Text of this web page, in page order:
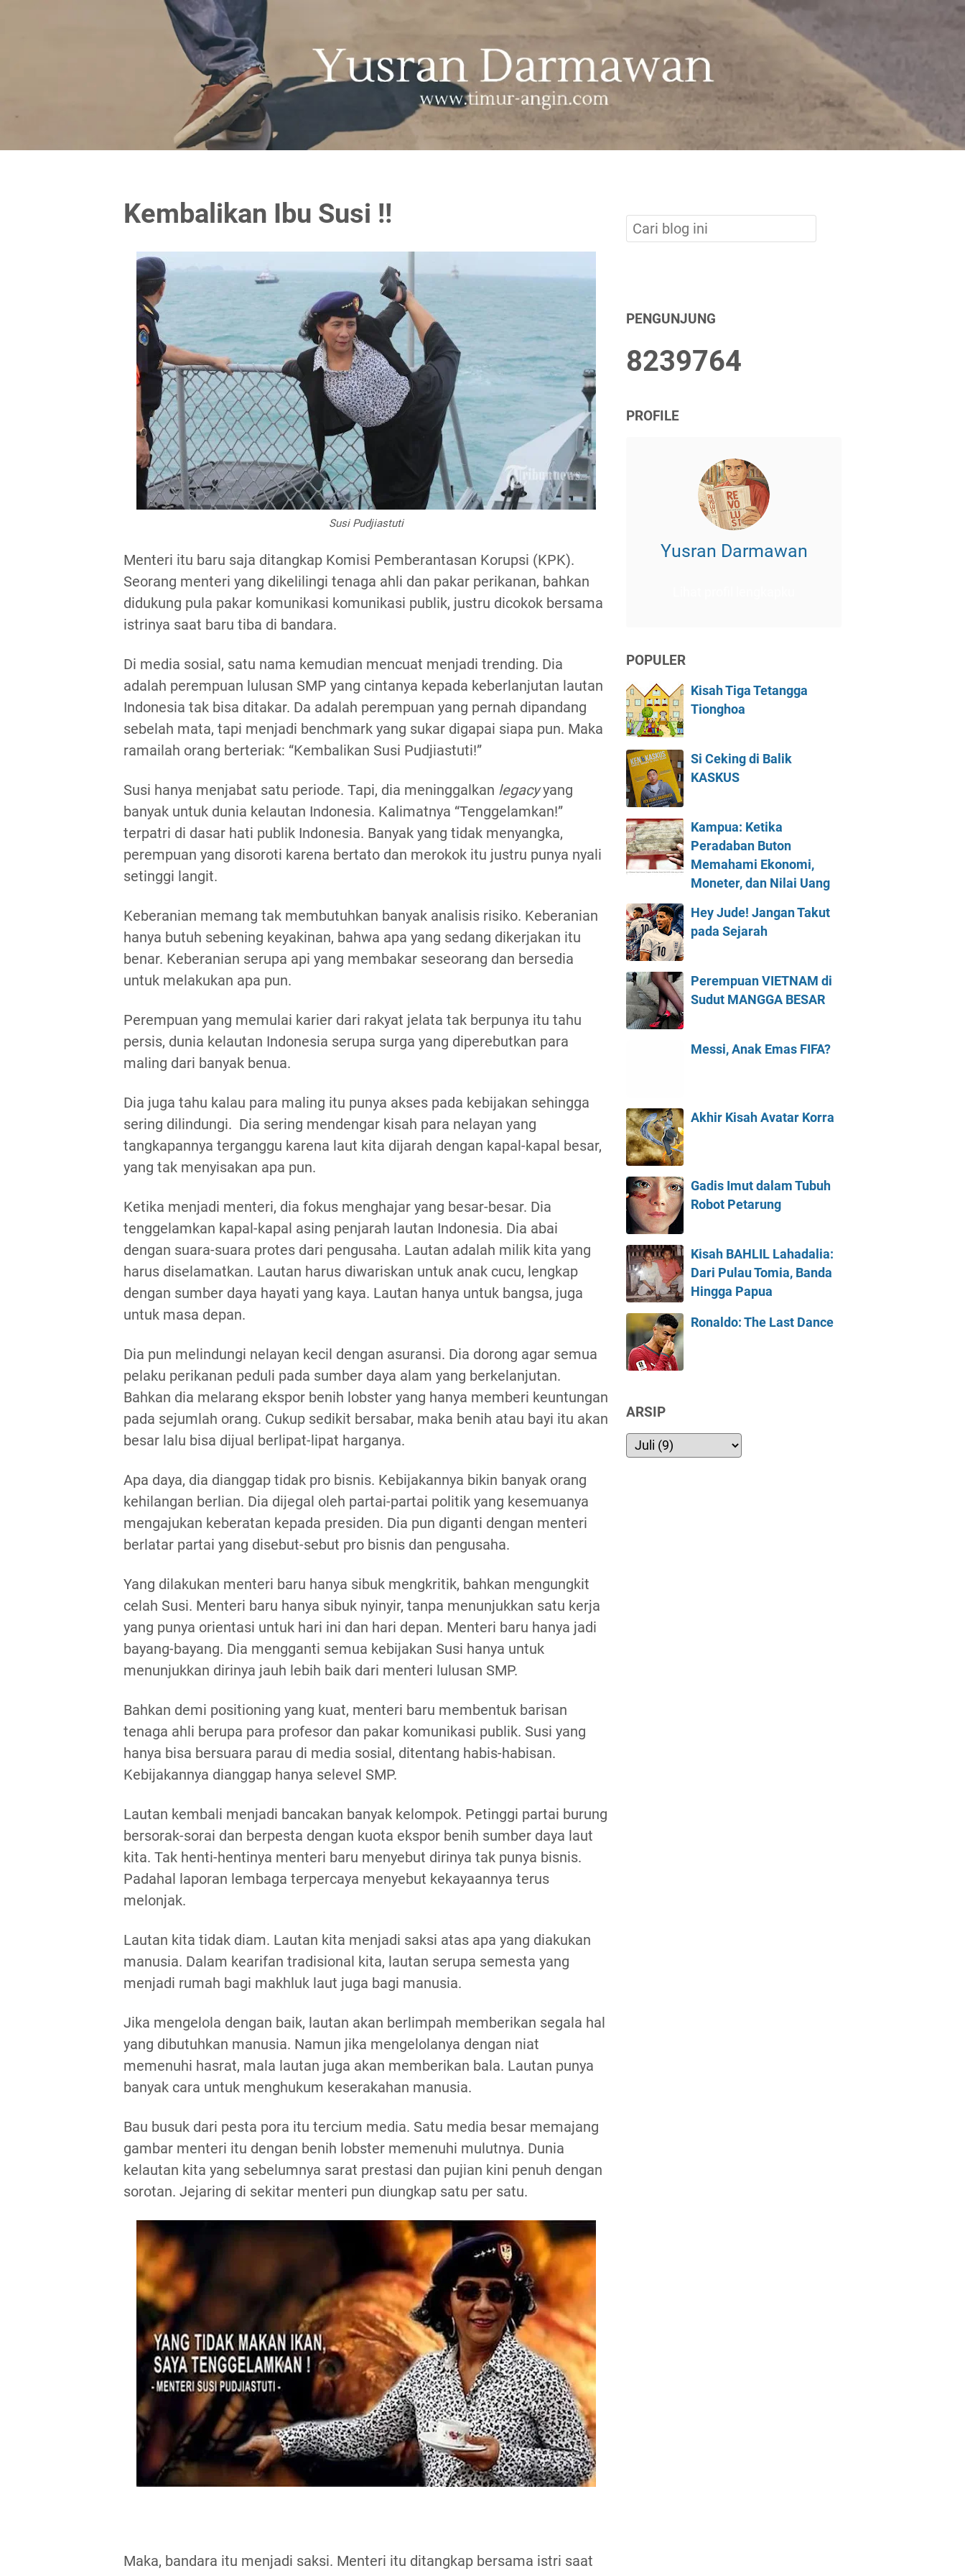
Kembalikan Ibu Susi !!
Susi Pudjiastuti
Menteri itu baru saja ditangkap Komisi Pemberantasan Korupsi (KPK).
Seorang menteri yang dikelilingi tenaga ahli dan pakar perikanan, bahkan
didukung pula pakar komunikasi komunikasi publik, justru dicokok bersama
istrinya saat baru tiba di bandara.
Di media sosial, satu nama kemudian mencuat menjadi trending. Dia
adalah perempuan lulusan SMP yang cintanya kepada keberlanjutan lautan
Indonesia tak bisa ditakar. Da adalah perempuan yang pernah dipandang
sebelah mata, tapi menjadi benchmark yang sukar digapai siapa pun. Maka
ramailah orang berteriak: “Kembalikan Susi Pudjiastuti!”
Susi hanya menjabat satu periode. Tapi, dia meninggalkan legacyyang
banyak untuk dunia kelautan Indonesia. Kalimatnya “Tenggelamkan!”
terpatri di dasar hati publik Indonesia. Banyak yang tidak menyangka,
perempuan yang disoroti karena bertato dan merokok itu justru punya nyali
setinggi langit.
Keberanian memang tak membutuhkan banyak analisis risiko. Keberanian
hanya butuh sebening keyakinan, bahwa apa yang sedang dikerjakan itu
benar. Keberanian serupa api yang membakar seseorang dan bersedia
untuk melakukan apa pun.
Perempuan yang memulai karier dari rakyat jelata tak berpunya itu tahu
persis, dunia kelautan Indonesia serupa surga yang diperebutkan para
maling dari banyak benua.
Dia juga tahu kalau para maling itu punya akses pada kebijakan sehingga
sering dilindungi. Dia sering mendengar kisah para nelayan yang
tangkapannya terganggu karena laut kita dijarah dengan kapal-kapal besar,
yang tak menyisakan apa pun.
Ketika menjadi menteri, dia fokus menghajar yang besar-besar. Dia
tenggelamkan kapal-kapal asing penjarah lautan Indonesia. Dia abai
dengan suara-suara protes dari pengusaha. Lautan adalah milik kita yang
harus diselamatkan. Lautan harus diwariskan untuk anak cucu, lengkap
dengan sumber daya hayati yang kaya. Lautan hanya untuk bangsa, juga
untuk masa depan.
Dia pun melindungi nelayan kecil dengan asuransi. Dia dorong agar semua
pelaku perikanan peduli pada sumber daya alam yang berkelanjutan.
Bahkan dia melarang ekspor benih lobster yang hanya memberi keuntungan
pada sejumlah orang. Cukup sedikit bersabar, maka benih atau bayi itu akan
besar lalu bisa dijual berlipat-lipat harganya.
Apa daya, dia dianggap tidak pro bisnis. Kebijakannya bikin banyak orang
kehilangan berlian. Dia dijegal oleh partai-partai politik yang kesemuanya
mengajukan keberatan kepada presiden. Dia pun diganti dengan menteri
berlatar partai yang disebut-sebut pro bisnis dan pengusaha.
Yang dilakukan menteri baru hanya sibuk mengkritik, bahkan mengungkit
celah Susi. Menteri baru hanya sibuk nyinyir, tanpa menunjukkan satu kerja
yang punya orientasi untuk hari ini dan hari depan. Menteri baru hanya jadi
bayang-bayang. Dia mengganti semua kebijakan Susi hanya untuk
menunjukkan dirinya jauh lebih baik dari menteri lulusan SMP.
Bahkan demi positioning yang kuat, menteri baru membentuk barisan
tenaga ahli berupa para profesor dan pakar komunikasi publik. Susi yang
hanya bisa bersuara parau di media sosial, ditentang habis-habisan.
Kebijakannya dianggap hanya selevel SMP.
Lautan kembali menjadi bancakan banyak kelompok. Petinggi partai burung
bersorak-sorai dan berpesta dengan kuota ekspor benih sumber daya laut
kita. Tak henti-hentinya menteri baru menyebut dirinya tak punya bisnis.
Padahal laporan lembaga terpercaya menyebut kekayaannya terus
melonjak.
Lautan kita tidak diam. Lautan kita menjadi saksi atas apa yang diakukan
manusia. Dalam kearifan tradisional kita, lautan serupa semesta yang
menjadi rumah bagi makhluk laut juga bagi manusia.
Jika mengelola dengan baik, lautan akan berlimpah memberikan segala hal
yang dibutuhkan manusia. Namun jika mengelolanya dengan niat
memenuhi hasrat, mala lautan juga akan memberikan bala. Lautan punya
banyak cara untuk menghukum keserakahan manusia.
Bau busuk dari pesta pora itu tercium media. Satu media besar memajang
gambar menteri itu dengan benih lobster memenuhi mulutnya. Dunia
kelautan kita yang sebelumnya sarat prestasi dan pujian kini penuh dengan
sorotan. Jejaring di sekitar menteri pun diungkap satu per satu.
Maka, bandara itu menjadi saksi. Menteri itu ditangkap bersama istri saat
PENGUNJUNG
8239764
PROFILE
Yusran Darmawan
POPULER
Kisah Tiga Tetangga
Tionghoa
Si Ceking di Balik
KASKUS
Kampua: Ketika
Peradaban Buton
Memahami Ekonomi,
Moneter, dan Nilai Uang
Hey Jude! Jangan Takut
pada Sejarah
Perempuan VIETNAM di
Sudut MANGGA BESAR
Messi, Anak Emas FIFA?
Akhir Kisah Avatar Korra
Gadis Imut dalam Tubuh
Robot Petarung
Kisah BAHLIL Lahadalia:
Dari Pulau Tomia, Banda
Hingga Papua
Ronaldo: The Last Dance
ARSIP